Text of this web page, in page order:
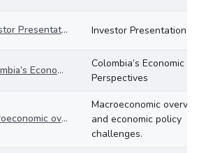
Investor Presentation Investor Presentation
Colombia’s Economic Perspectives
Colombia’s Economic
Perspectives
Macroeconomic overview and economic policy challenges.
Macroeconomic overview
and economic policy
challenges.